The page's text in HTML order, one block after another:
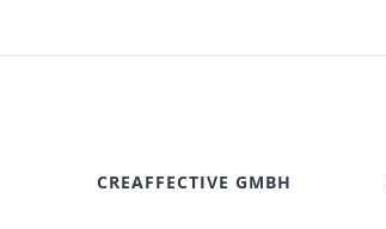
CREAFFECTIVE GMBH